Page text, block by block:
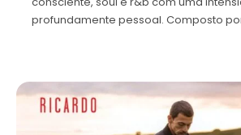
profundamente pessoal. Composto